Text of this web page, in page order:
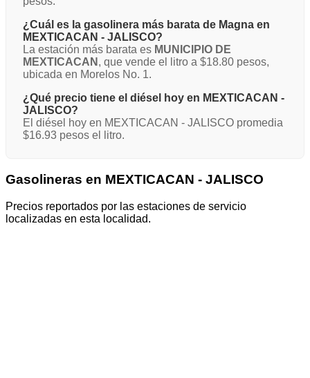
¿Cuál es la gasolinera más barata de Magna en
MEXTICACAN - JALISCO?
La estación más barata es MUNICIPIO DE
MEXTICACAN , que vende el litro a $18.80 pesos,
ubicada en Morelos No. 1.
¿Qué precio tiene el diésel hoy en MEXTICACAN -
JALISCO?
El diésel hoy en MEXTICACAN - JALISCO promedia
$16.93 pesos el litro.
Gasolineras en MEXTICACAN - JALISCO
Precios reportados por las estaciones de servicio
localizadas en esta localidad.